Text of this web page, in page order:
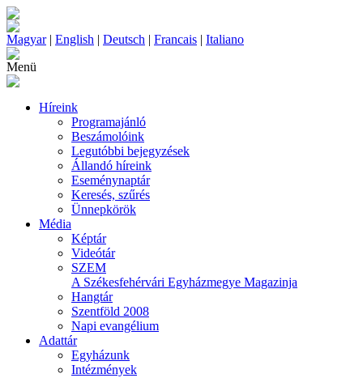
Magyar| English | Deutsch | Francais | Italiano
Menü
Híreink
Programajánló
Beszámolóink
Legutóbbi bejegyzések
Állandó híreink
Eseménynaptár
Keresés, szűrés
Ünnepkörök
Média
Képtár
Videótár
SZEM
A Székesfehérvári Egyházmegye Magazinja
Hangtár
Szentföld 2008
Napi evangélium
Adattár
Egyházunk
Intézmények